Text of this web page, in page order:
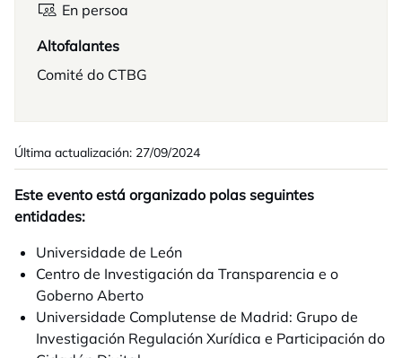
En persoa
Altofalantes
Comité do CTBG
Última actualización: 27/09/2024
Este evento está organizado polas seguintes
entidades:
Universidade de León
Centro de Investigación da Transparencia e o
Goberno Aberto
Universidade Complutense de Madrid: Grupo de
Investigación Regulación Xurídica e Participación do